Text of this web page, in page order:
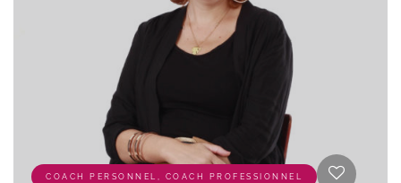
COACH PERSONNEL, COACH PROFESSIONNEL